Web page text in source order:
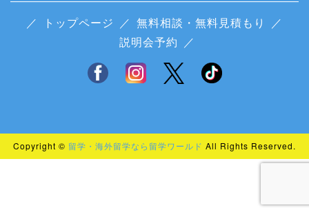
／ トップページ ／ 無料相談・無料見積もり
／
説明会予約 ／
Copyright © 留学・海外留学なら留学ワールド All Rights Reserved.